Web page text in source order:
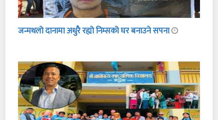
जन्मथलो दानामा अधुरै रह्यो निम्सको घर बनाउने सपना